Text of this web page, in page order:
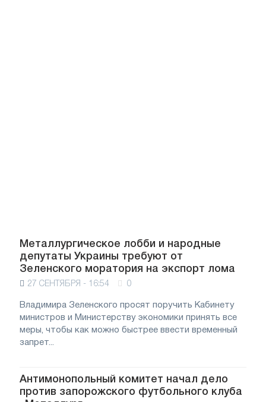
Металлургическое лобби и народные
депутаты Украины требуют от
Зеленского моратория на экспорт лома
27 СЕНТЯБРЯ - 16:54 0
Владимира Зеленского просят поручить Кабинету
министров и Министерству экономики принять все
меры, чтобы как можно быстрее ввести временный
запрет...
Антимонопольный комитет начал дело
против запорожского футбольного клуба